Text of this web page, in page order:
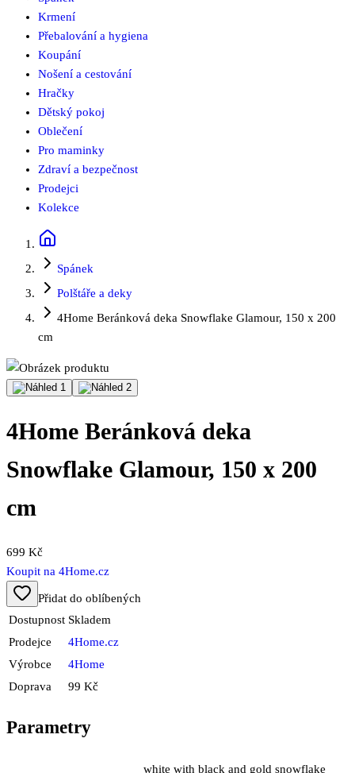
Krmení
Přebalování a hygiena
Koupání
Nošení a cestování
Hračky
Dětský pokoj
Oblečení
Pro maminky
Zdraví a bezpečnost
Prodejci
Kolekce
Spánek
Polštáře a deky
4Home Beránková deka Snowflake Glamour, 150 x 200
cm
4Home Beránková deka
Snowflake Glamour, 150 x 200
cm
699 Kč
Koupit na 4Home.cz
Přidat do oblíbených
Dostupnost Skladem
Prodejce
4Home.cz
Výrobce
4Home
Doprava
99 Kč
Parametry
white with black and gold snowflake